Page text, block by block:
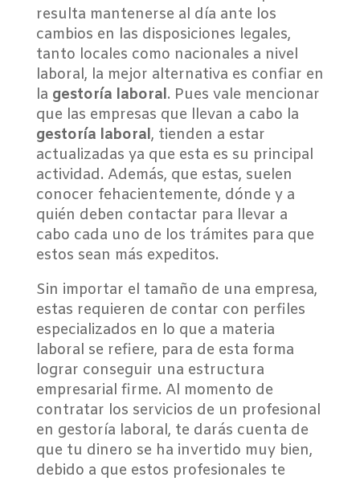
resulta mantenerse al día ante los
cambios en las disposiciones legales,
tanto locales como nacionales a nivel
laboral, la mejor alternativa es confiar en
la gestoría laboral. Pues vale mencionar
que las empresas que llevan a cabo la
gestoría laboral, tienden a estar
actualizadas ya que esta es su principal
actividad. Además, que estas, suelen
conocer fehacientemente, dónde y a
quién deben contactar para llevar a
cabo cada uno de los trámites para que
estos sean más expeditos.
Sin importar el tamaño de una empresa,
estas requieren de contar con perfiles
especializados en lo que a materia
laboral se refiere, para de esta forma
lograr conseguir una estructura
empresarial firme. Al momento de
contratar los servicios de un profesional
en gestoría laboral, te darás cuenta de
que tu dinero se ha invertido muy bien,
debido a que estos profesionales te